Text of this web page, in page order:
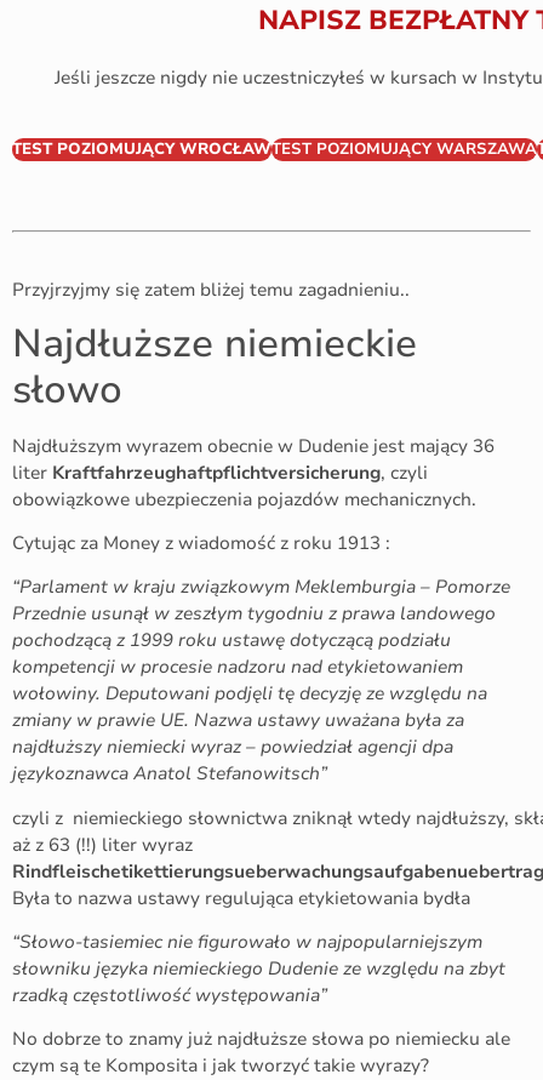
NAPISZ BEZPŁATNY
Jeśli jeszcze nigdy nie uczestniczyłeś w kursach w
TEST POZIOMUJĄCY WROCŁAWTEST POZIOMUJĄCY WARSZAWA
Przyjrzyjmy się zatem bliżej temu zagadnieniu..
Najdłuższe niemieckie
słowo
Najdłuższym wyrazem obecnie w Dudenie jest mający 36
liter Kraftfahrzeughaftpflichtversicherung, czyli
obowiązkowe ubezpieczenia pojazdów mechanicznych.
Cytując za Money z wiadomość z roku 1913 :
“Parlament w kraju związkowym Meklemburgia – Pomorze
Przednie usunął w zeszłym tygodniu z prawa landowego
pochodzącą z 1999 roku ustawę dotyczącą podziału
kompetencji w procesie nadzoru nad etykietowaniem
wołowiny. Deputowani podjęli tę decyzję ze względu na
zmiany w prawie UE. Nazwa ustawy uważana była za
najdłuższy niemiecki wyraz – powiedział agencji dpa
językoznawca Anatol Stefanowitsch”
czyli z niemieckiego słownictwa zniknął wtedy najdłuższy,
aż z 63 (!!) liter wyraz
Była to nazwa ustawy regulująca etykietowania bydła
“Słowo-tasiemiec nie figurowało w najpopularniejszym
słowniku języka niemieckiego Dudenie ze względu na zbyt
rzadką częstotliwość występowania”
No dobrze to znamy już najdłuższe słowa po niemiecku ale
czym są te Komposita i jak tworzyć takie wyrazy?